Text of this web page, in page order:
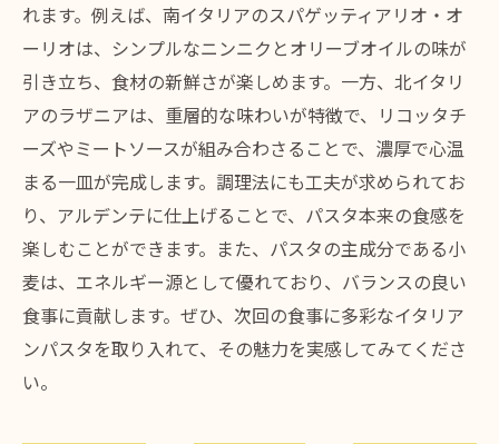
れます。例えば、南イタリアのスパゲッティアリオ・オ
ーリオは、シンプルなニンニクとオリーブオイルの味が
引き立ち、食材の新鮮さが楽しめます。一方、北イタリ
アのラザニアは、重層的な味わいが特徴で、リコッタチ
ーズやミートソースが組み合わさることで、濃厚で心温
まる一皿が完成します。調理法にも工夫が求められてお
り、アルデンテに仕上げることで、パスタ本来の食感を
楽しむことができます。また、パスタの主成分である小
麦は、エネルギー源として優れており、バランスの良い
食事に貢献します。ぜひ、次回の食事に多彩なイタリア
ンパスタを取り入れて、その魅力を実感してみてくださ
い。